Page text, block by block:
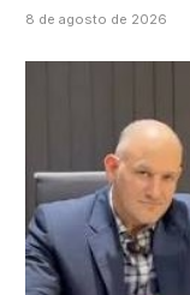
8 de agosto de 2026